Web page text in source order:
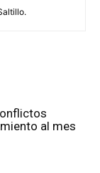
al mes